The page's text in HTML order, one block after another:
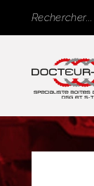
Rechercher